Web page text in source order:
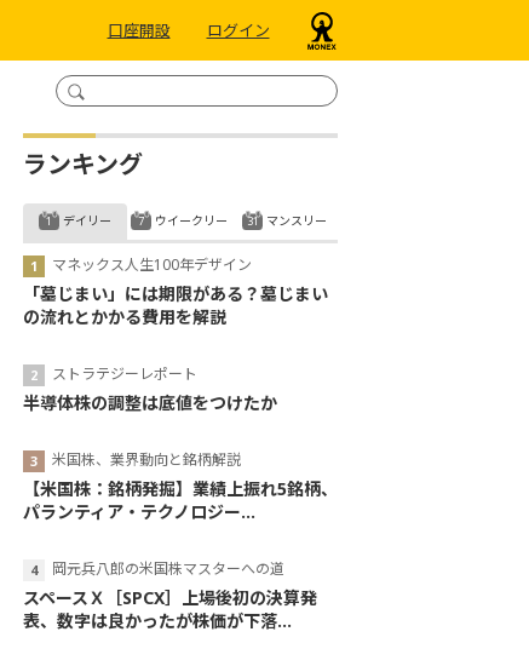
口座開設 ログイン
ランキング
デイリー
マネックス人生100年デザイン
「墓じまい」には期限がある？墓じまい
の流れとかかる費用を解説
ストラテジーレポート
半導体株の調整は底値をつけたか
米国株、業界動向と銘柄解説
【米国株：銘柄発掘】業績上振れ5銘柄、
パランティア・テクノロジー...
岡元兵八郎の米国株マスターへの道
スペースＸ［SPCX］上場後初の決算発
表、数字は良かったが株価が下落...
ウイークリー マンスリー